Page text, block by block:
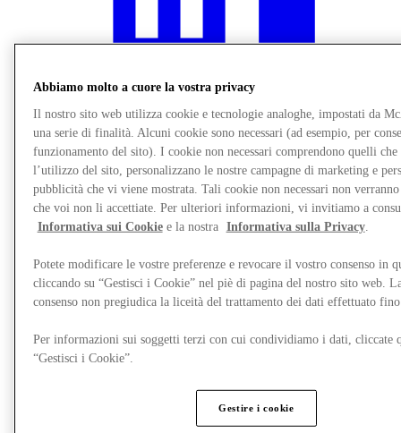
Gift Cards
Destination Guide
Abbiamo molto a cuore la vostra privacy
Il nostro sito web utilizza cookie e tecnologie analoghe, impostati da
una serie di finalità. Alcuni cookie sono necessari (ad esempio, per
funzionamento del sito). I cookie non necessari comprendono quelli che
l’utilizzo del sito, personalizzano le nostre campagne di marketing e
pubblicità che vi viene mostrata. Tali cookie non necessari non
che voi non li accettiate. Per ulteriori informazioni, vi invitiamo a
Informativa sui Cookiee la nostra Informativa sulla Privacy.
Potete modificare le vostre preferenze e revocare il vostro consenso in
cliccando su “Gestisci i Cookie” nel piè di pagina del nostro sito web.
consenso non pregiudica la liceità del trattamento dei dati effettuato
Per informazioni sui soggetti terzi con cui condividiamo i dati, cliccate
“Gestisci i Cookie”.
Gestire i cookie